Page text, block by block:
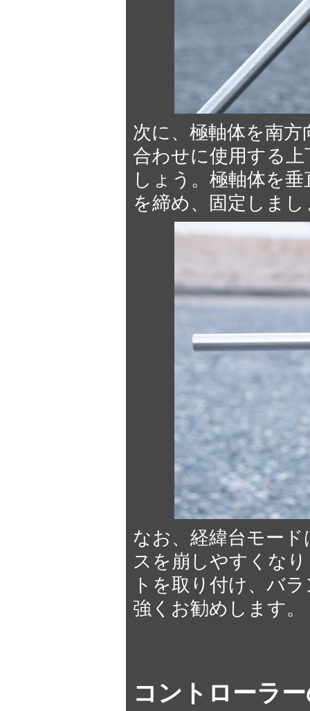
次に、極軸体を南
合わせに使用する
しょう。極軸体を
を締め、固定しま
なお、経緯台モー
スを崩しやすくな
トを取り付け、バ
強くお勧めします。
コントローラ